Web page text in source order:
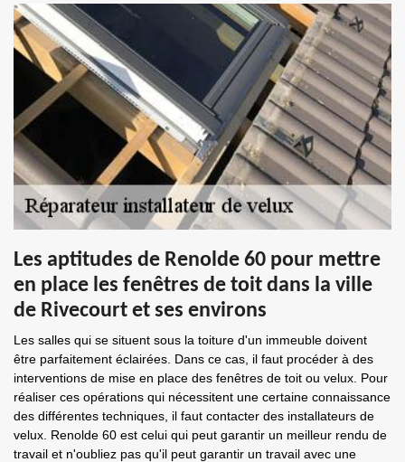
Les aptitudes de Renolde 60 pour mettre
en place les fenêtres de toit dans la ville
de Rivecourt et ses environs
Les salles qui se situent sous la toiture d'un immeuble doivent
être parfaitement éclairées. Dans ce cas, il faut procéder à des
interventions de mise en place des fenêtres de toit ou velux. Pour
réaliser ces opérations qui nécessitent une certaine connaissance
des différentes techniques, il faut contacter des installateurs de
velux. Renolde 60 est celui qui peut garantir un meilleur rendu de
travail et n'oubliez pas qu'il peut garantir un travail avec une